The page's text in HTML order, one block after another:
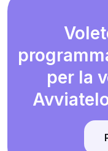
per la